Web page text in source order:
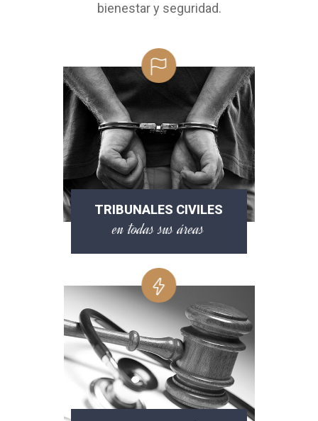
bienestar y seguridad.
TRIBUNALES CIVILES
en todas sus áreas